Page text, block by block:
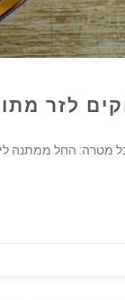
לזר
החל ממתנה